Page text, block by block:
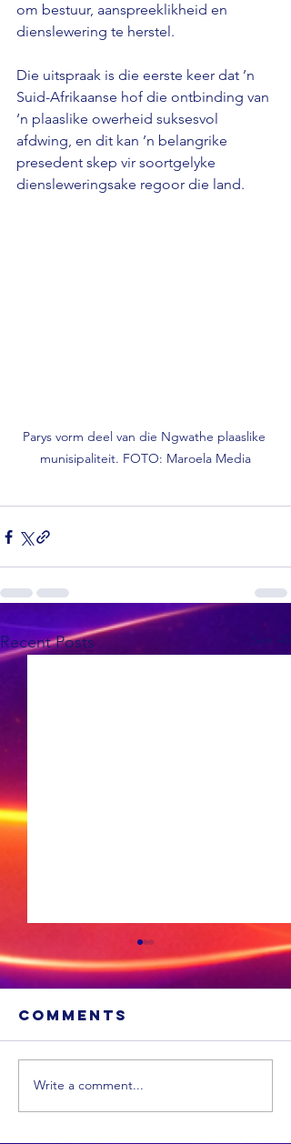
om bestuur, aanspreeklikheid en
dienslewering te herstel.
Die uitspraak is die eerste keer dat ’n
Suid-Afrikaanse hof die ontbinding van
’n plaaslike owerheid suksesvol
afdwing, en dit kan ’n belangrike
presedent skep vir soortgelyke
diensleweringsake regoor die land.
Parys vorm deel van die Ngwathe plaaslike
munisipaliteit. FOTO: Maroela Media
Recent Posts See All
Die hart en
siel van
Comments
Write a comment...